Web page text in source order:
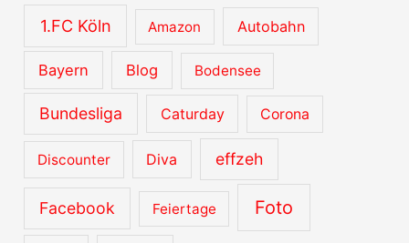
e
1.FC Köln Amazon Autobahn
Bayern Blog Bodensee
Bundesliga Caturday Corona
Discounter Diva effzeh
Facebook Feiertage Foto